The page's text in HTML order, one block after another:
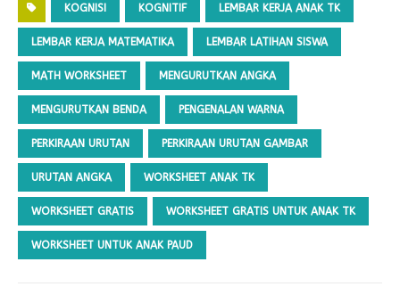
KOGNISI KOGNITIF LEMBAR KERJA ANAK TK
LEMBAR KERJA MATEMATIKA LEMBAR LATIHAN SISWA
MATH WORKSHEET MENGURUTKAN ANGKA
MENGURUTKAN BENDA PENGENALAN WARNA
PERKIRAAN URUTAN PERKIRAAN URUTAN GAMBAR
URUTAN ANGKA WORKSHEET ANAK TK
WORKSHEET GRATIS WORKSHEET GRATIS UNTUK ANAK TK
WORKSHEET UNTUK ANAK PAUD